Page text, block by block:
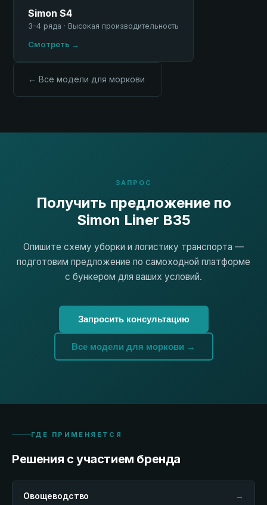
Simon S4
3–4 ряда · Высокая производительность
Смотреть →
← Все модели для моркови
ЗАПРОС
Получить предложение по
Simon Liner B35
Опишите схему уборки и логистику транспорта —
подготовим предложение по самоходной платформе
с бункером для ваших условий.
Запросить консультацию
Все модели для моркови →
ГДЕ ПРИМЕНЯЕТСЯ
Решения с участием бренда
Овощеводство →